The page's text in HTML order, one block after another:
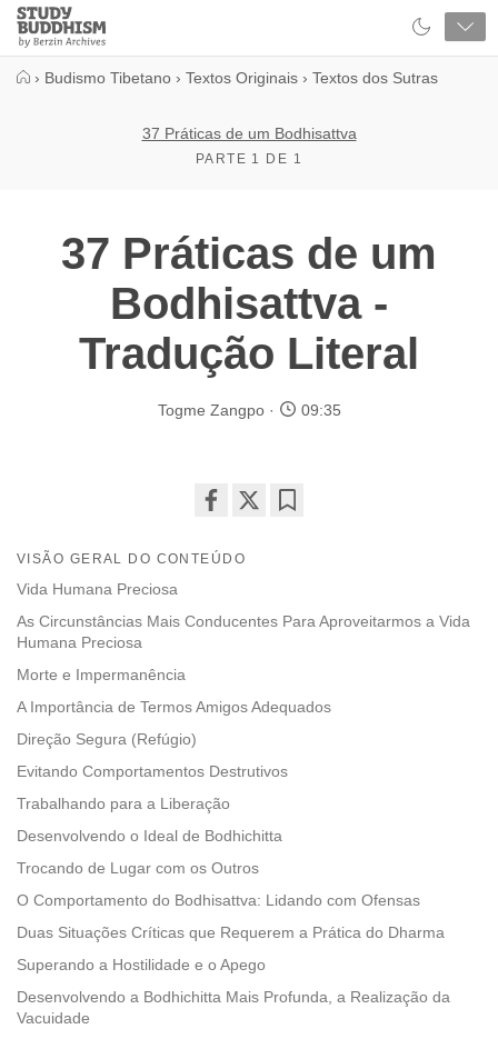
Close
Study
Buddhism
› Budismo Tibetano › Textos Originais › Textos dos Sutras
​37 Práticas de um Bodhisattva
PARTE 1 DE 1
​37 Práticas de um
Bodhisattva -
Tradução Literal
Togme Zangpo 09:35
on
VISÃO GERAL DO CONTEÚDO
Vida Humana Preciosa
As Circunstâncias Mais Conducentes Para Aproveitarmos a Vida
Humana Preciosa
Morte e Impermanência
A Importância de Termos Amigos Adequados
Direção Segura (Refúgio)
Evitando Comportamentos Destrutivos
Trabalhando para a Liberação
Desenvolvendo o Ideal de Bodhichitta
Trocando de Lugar com os Outros
O Comportamento do Bodhisattva: Lidando com Ofensas
Duas Situações Críticas que Requerem a Prática do Dharma
Superando a Hostilidade e o Apego
Desenvolvendo a Bodhichitta Mais Profunda, a Realização da
Vacuidade